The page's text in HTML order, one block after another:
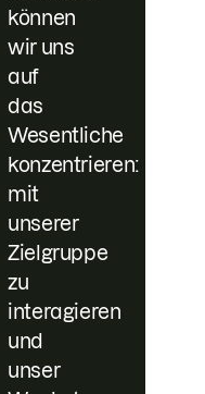
können
wir uns
auf
das
Wesentliche
konzentrieren:
mit
unserer
Zielgruppe
zu
interagieren
und
unser